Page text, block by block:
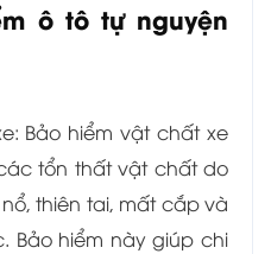
ô tô tự nguyện
Bảo hiểm vật chất xe
tổn thất vật chất do
thiên tai, mất cắp và
Bảo hiểm này giúp chi